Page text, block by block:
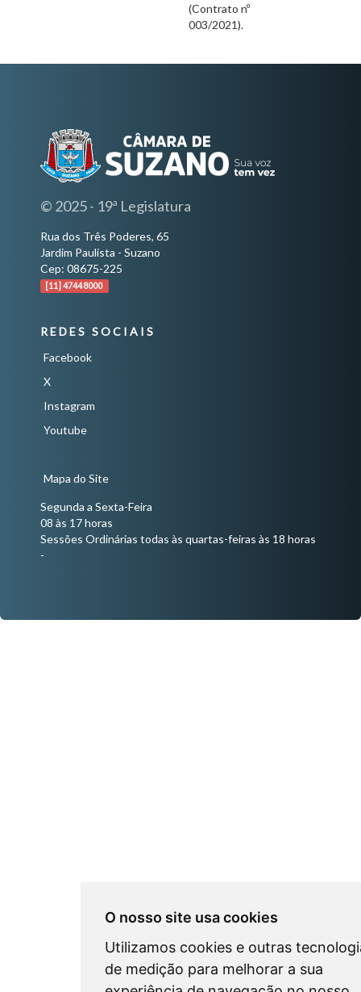
O nosso site usa cookies
Utilizamos cookies e outras
de medição para melhorar a sua
(Contrato nº
003/2021).
© 2025 - 19ª Legislatura
Rua dos Três Poderes, 65
Jardim Paulista - Suzano
Cep: 08675-225
[11] 4744 8000
REDES SOCIAIS
Facebook
X
Instagram
Youtube
Mapa do Site
Segunda a Sexta-Feira
08 às 17 horas
Sessões Ordinárias todas às quartas-feiras às 18 horas
-